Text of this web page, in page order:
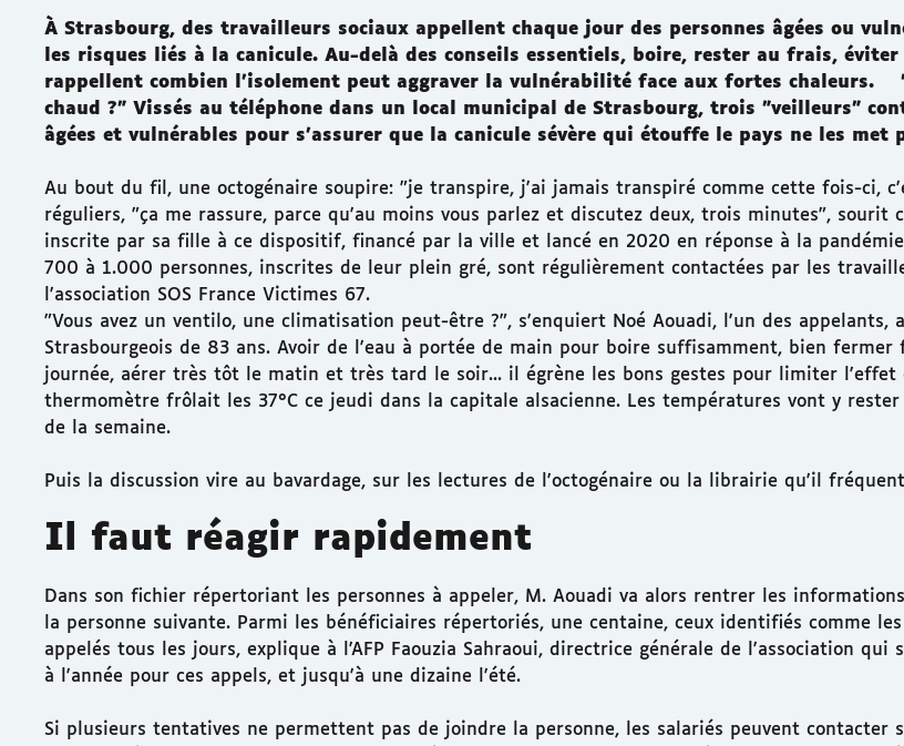
À Strasbourg, des travailleurs sociaux appellent chaque jour des personnes âgées ou
les risques liés à la canicule. Au-delà des conseils essentiels, boire, rester au frais, éviter
rappellent combien l’isolement peut aggraver la vulnérabilité face aux fortes chaleurs.
chaud ?" Vissés au téléphone dans un local municipal de Strasbourg, trois "veilleurs"
âgées et vulnérables pour s'assurer que la canicule sévère qui étouffe le pays ne les met
Au bout du fil, une octogénaire soupire: "je transpire, j'ai jamais transpiré comme cette fois-ci,
réguliers, "ça me rassure, parce qu'au moins vous parlez et discutez deux, trois minutes", sourit
inscrite par sa fille à ce dispositif, financé par la ville et lancé en 2020 en réponse à la
700 à 1.000 personnes, inscrites de leur plein gré, sont régulièrement contactées par les
l'association SOS France Victimes 67.
"Vous avez un ventilo, une climatisation peut-être ?", s'enquiert Noé Aouadi, l'un des appelants,
Strasbourgeois de 83 ans. Avoir de l'eau à portée de main pour boire suffisamment, bien fermer
journée, aérer très tôt le matin et très tard le soir... il égrène les bons gestes pour limiter l'effet
thermomètre frôlait les 37°C ce jeudi dans la capitale alsacienne. Les températures vont y
de la semaine.
Puis la discussion vire au bavardage, sur les lectures de l'octogénaire ou la librairie qu'il
Il faut réagir rapidement
Dans son fichier répertoriant les personnes à appeler, M. Aouadi va alors rentrer les
la personne suivante. Parmi les bénéficiaires répertoriés, une centaine, ceux identifiés comme
appelés tous les jours, explique à l'AFP Faouzia Sahraoui, directrice générale de l'association qui
à l'année pour ces appels, et jusqu'à une dizaine l'été.
Si plusieurs tentatives ne permettent pas de joindre la personne, les salariés peuvent contacter